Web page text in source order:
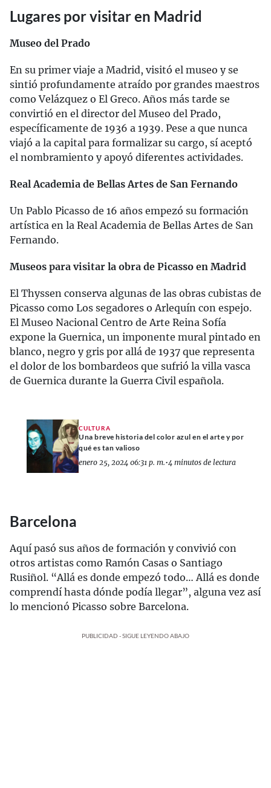
Lugares por visitar en Madrid
Museo del Prado
En su primer viaje a Madrid, visitó el museo y se
sintió profundamente atraído por grandes maestros
como Velázquez o El Greco. Años más tarde se
convirtió en el director del Museo del Prado,
específicamente de 1936 a 1939. Pese a que nunca
viajó a la capital para formalizar su cargo, sí aceptó
el nombramiento y apoyó diferentes actividades.
Real Academia de Bellas Artes de San Fernando
Un Pablo Picasso de 16 años empezó su formación
artística en la Real Academia de Bellas Artes de San
Fernando.
Museos para visitar la obra de Picasso en Madrid
El Thyssen conserva algunas de las obras cubistas de
Picasso como Los segadores o Arlequín con espejo.
El Museo Nacional Centro de Arte Reina Sofía
expone la Guernica, un imponente mural pintado en
blanco, negro y gris por allá de 1937 que representa
el dolor de los bombardeos que sufrió la villa vasca
de Guernica durante la Guerra Civil española.
CULTURA
Una breve historia del color azul en el arte y por
qué es tan valioso
enero 25, 2024 06:31 p. m.•4 minutos de lectura
Barcelona
Aquí pasó sus años de formación y convivió con
otros artistas como Ramón Casas o Santiago
Rusiñol. “Allá es donde empezó todo… Allá es donde
comprendí hasta dónde podía llegar”, alguna vez así
lo mencionó Picasso sobre Barcelona.
PUBLICIDAD - SIGUE LEYENDO ABAJO